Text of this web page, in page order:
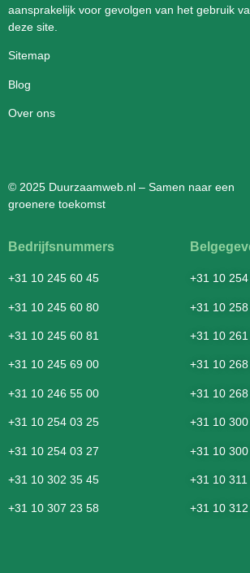
aansprakelijk voor gevolgen van het gebruik
deze site.
Sitemap
Blog
Over ons
© 2025 Duurzaamweb.nl – Samen naar een
groenere toekomst
Bedrijfsnummers
+31 10 245 60 45
+31 10 245 60 80
+31 10 245 60 81
+31 10 245 69 00
+31 10 246 55 00
+31 10 254 03 25
+31 10 254 03 27
+31 10 302 35 45
+31 10 307 23 58
+31 10
+31 10
+31 10
+31 10
+31 10
+31 10
+31 10
+31 10
+31 10